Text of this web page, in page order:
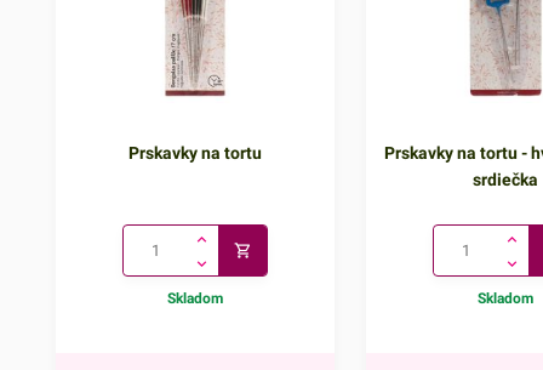
Prskavky na tortu
Skladom
Prskavky na tortu -
srdiečka
Skladom